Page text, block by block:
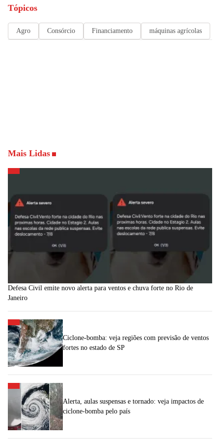
Tópicos
Agro Consórcio Financiamento máquinas agrícolas
Mais Lidas
Defesa Civil emite novo alerta para ventos e chuva forte no Rio de
Janeiro
Ciclone-bomba: veja regiões com previsão de ventos
fortes no estado de SP
Alerta, aulas suspensas e tornado: veja impactos de
ciclone-bomba pelo país